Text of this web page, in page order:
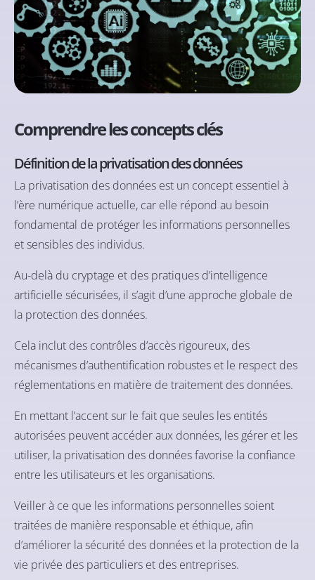
Comprendre les concepts clés
Définition de la privatisation des données
La privatisation des données est un concept essentiel à
l’ère numérique actuelle, car elle répond au besoin
fondamental de protéger les informations personnelles
et sensibles des individus.
Au-delà du cryptage et des pratiques d’intelligence
artificielle sécurisées, il s’agit d’une approche globale de
la protection des données.
Cela inclut des contrôles d’accès rigoureux, des
mécanismes d’authentification robustes et le respect des
réglementations en matière de traitement des données.
En mettant l’accent sur le fait que seules les entités
autorisées peuvent accéder aux données, les gérer et les
utiliser, la privatisation des données favorise la confiance
entre les utilisateurs et les organisations.
Veiller à ce que les informations personnelles soient
traitées de manière responsable et éthique, afin
d’améliorer la sécurité des données et la protection de la
vie privée des particuliers et des entreprises.